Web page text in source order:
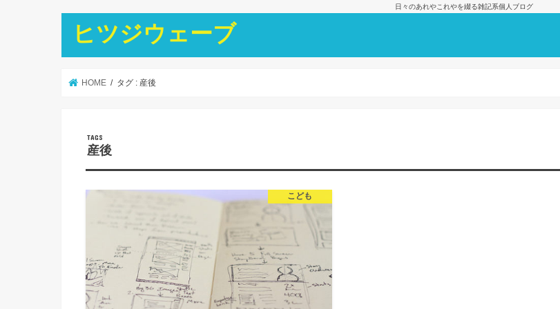
日々のあれやこれやを綴る雑記系個人ブログ
ヒツジウェーブ
HOME タグ : 産後
産後
こども